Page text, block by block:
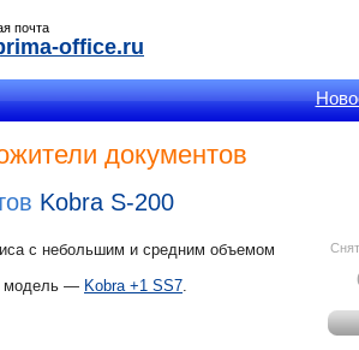
почта
office.ru
документов
Kobra S-200
с небольшим и средним объемом
модель — Kobra +1 SS7.